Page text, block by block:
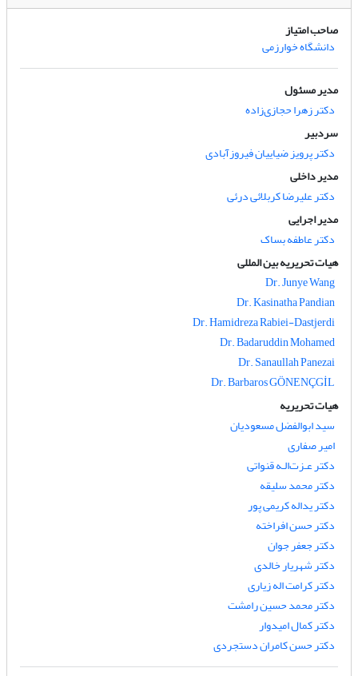
صاحب امتیاز
دانشگاه خوارزمی
مدیر مسئول
دکتر زهرا حجازی‌زاده
سردبیر
دکتر پرویز ضیاییان فیروزآبادی
مدیر داخلی
دکتر علیرضا کربلائی درئی
مدیر اجرایی
دکتر عاطفه بساک
هیات تحریریه بین المللی
Dr. Junye Wang
Dr. Kasinatha Pandian
Dr. Hamidreza Rabiei-Dastjerdi
Dr. Badaruddin Mohamed
Dr. Sanaullah Panezai
Dr. Barbaros GÖNENÇGİL
هیات تحریریه
سید ابوالفضل مسعودیان
امیر صفاری
دکتر عـزت‌الـه قنواتی
دکتر محمد سلیقه
دکتر یداله کریمی پور
دکتر حسن افراخته
دکتر جعفر جوان
دکتر شهریار خالدی
دکتر کرامت اله زیاری
دکتر محمد حسین رامشت
دکتر کمال امیدوار
دکتر حسن کامران دستجردی